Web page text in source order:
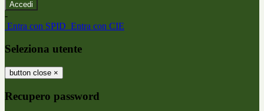
-
Entra con SPID Entra con CIE
Seleziona utente
button close ×
Recupero password